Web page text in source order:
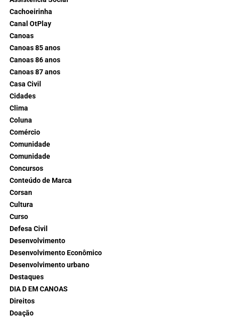
Cachoeirinha
Canal OtPlay
Canoas
Canoas 85 anos
Canoas 86 anos
Canoas 87 anos
Casa Civil
Cidades
Clima
Coluna
Comércio
Comunidade
Comunidade
Concursos
Conteúdo de Marca
Corsan
Cultura
Curso
Defesa Civil
Desenvolvimento
Desenvolvimento Econômico
Desenvolvimento urbano
Destaques
DIA D EM CANOAS
Direitos
Doação